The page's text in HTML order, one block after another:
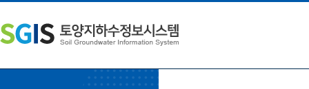
문
내
용
쪽
메
뉴
단
주
소